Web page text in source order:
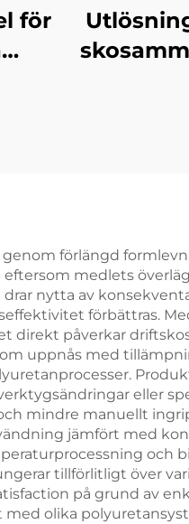
för
förlängd
medlets
nytta av
förbättras.
direkt påverkar
uppnås med
eller
mindre manuellt
jämfört med
och
tillförlitligt över
på grund av
olika